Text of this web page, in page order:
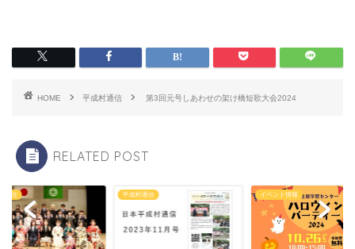
HOME 平成村通信 第3回元号しあわせの架け橋短歌大会2024
RELATED POST
通信 平成村通信 イベント情報